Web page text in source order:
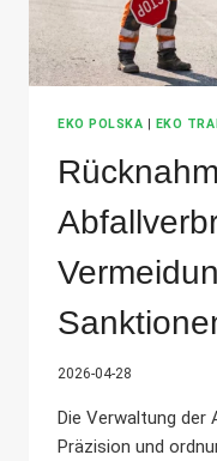
EKO POLSKA | EKO
2026-04-28
Die Verwaltung
Präzision und